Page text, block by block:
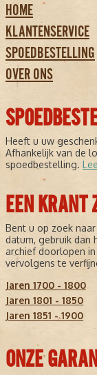
HOME
KLANTENSERVICE
SPOEDBESTELLING
OVER ONS
Heeft u uw
Afhankelijk van de
spoedbestelling.
EEN KRANT
Bent u op zoek
datum, gebruik dan
archief doorlopen
vervolgens te
Jaren 1700 - 1800
Jaren 1801 - 1850
Jaren 1851 - 1900
ONZE